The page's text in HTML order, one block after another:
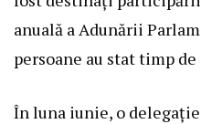
anuală a Adunării
persoane au stat timp de
În luna iunie, o